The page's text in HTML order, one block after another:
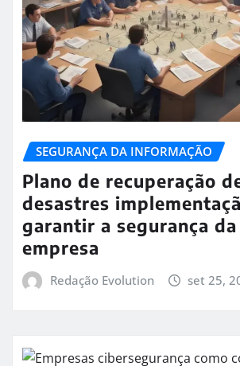
SEGURANÇA DA INFORMAÇÃO
Plano de recuperação
desastres
garantir a segurança da
empresa
Redação Evolution set 25,